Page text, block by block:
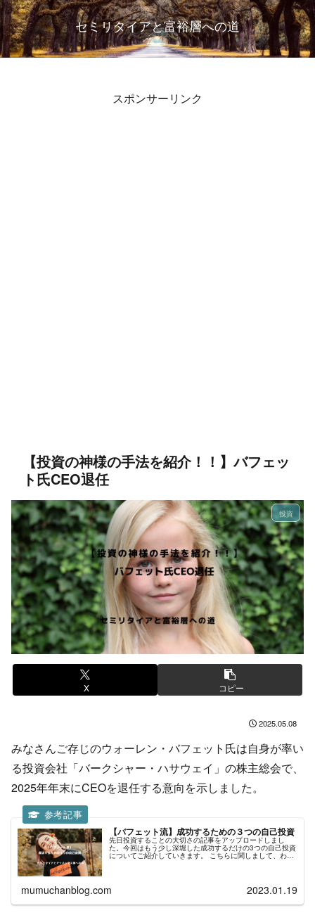
セミリタイアと富裕層への道
スポンサーリンク
【投資の神様の手法を紹介！！】バフェッ
ト氏CEO退任
投資
X コピー
2025.05.08
みなさんご存じのウォーレン・バフェット氏は自身が率い
る投資会社「バークシャー・ハサウェイ」の株主総会で、
2025年年末にCEOを退任する意向を示しました。
【バフェット流】成功するための３つの自己投資
先日投資することの大切さの記事をアップロードしまし
た。今回はもう少し深堀した成功するだけの3つの自己投資
についてご紹介していきます。 こちらに関しまして、わた
mumuchanblog.com 2023.01.19